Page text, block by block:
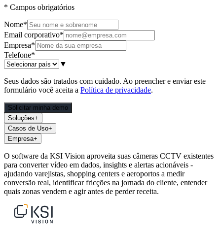
* Campos obrigatórios
Nome*
Email corporativo*
Empresa*
Telefone*
▼
Seus dados são tratados com cuidado. Ao preencher e enviar este
formulário você aceita a Política de privacidade.
Solicitar minha demo
Soluções+
Casos de Uso+
Empresa+
O software da KSI Vision aproveita suas câmeras CCTV existentes
para converter vídeo em dados, insights e alertas acionáveis -
ajudando varejistas, shopping centers e aeroportos a medir
conversão real, identificar fricções na jornada do cliente, entender
quais zonas vendem e agir antes de perder receita.